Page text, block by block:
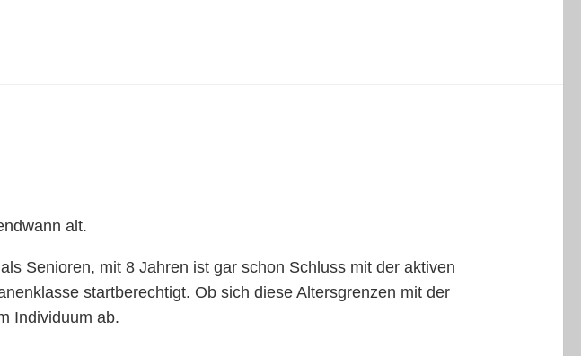
alt.
Senioren, mit 8 Jahren ist gar schon Schluss mit der aktiven
startberechtigt. Ob sich diese Altersgrenzen mit der
Individuum ab.